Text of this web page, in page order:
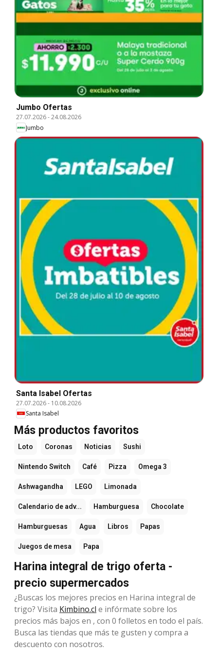
Jumbo Ofertas
27.07.2026-24.08.2026
Jumbo
Santa Isabel Ofertas
27.07.2026- 10.08.2026
Santa Isabel
Más productos favoritos
Loto Coronas Noticias Sushi
Nintendo Switch Café Pizza Omega 3
Ashwagandha LEGO Limonada
Calendario de adv... Hamburguesa Chocolate
Hamburguesas Agua Libros Papas
Juegos de mesa Papa
Harina integral de trigo oferta -
precio supermercados
¿Buscas los mejores precios en Harina integral de
trigo? Visita Kimbino.cl e infórmate sobre los
precios más bajos en , con 0 folletos en todo el país.
Busca las tiendas que más te gusten y compra a
descuento con nosotros.